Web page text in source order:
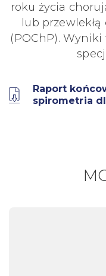
roku życia
lub
(POChP).
Raport
spirometria